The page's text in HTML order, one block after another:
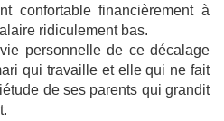
confortable financièrement à
ridiculement bas.
personnelle de ce décalage
qui travaille et elle qui ne fait
de ses parents qui grandit